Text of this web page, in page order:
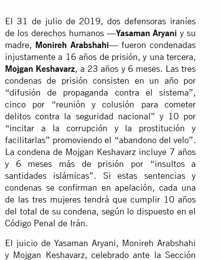
El 31 de julio de 2019, dos defensoras iraníes
de los derechos humanos —Yasaman Aryaniy su
madre, Monireh Arabshahi— fueron condenadas
injustamente a 16 años de prisión, y una tercera,
Mojgan Keshavarz, a 23 años y 6 meses. Las tres
condenas de prisión consisten en un año por
“difusión de propaganda contra el sistema”,
cinco por “reunión y colusión para cometer
delitos contra la seguridad nacional” y 10 por
“incitar a la corrupción y la prostitución y
facilitarlas” promoviendo el “abandono del velo”.
La condena de Mojgan Keshavarz incluye 7 años
y 6 meses más de prisión por “insultos a
santidades islámicas”. Si estas sentencias y
condenas se confirman en apelación, cada una
de las tres mujeres tendrá que cumplir 10 años
del total de su condena, según lo dispuesto en el
Código Penal de Irán.
El juicio de Yasaman Aryani, Monireh Arabshahi
y Mojgan Keshavarz, celebrado ante la Sección